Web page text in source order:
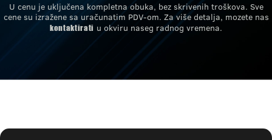
U cenu je uključena kompletna obuka, bez skrivenih troškova. Sve
cene su izražene sa uračunatim PDV-om. Za više detalja, mozete nas
kontaktirati u okviru naseg radnog vremena.